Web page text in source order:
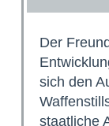
Der
sich den
staatliche